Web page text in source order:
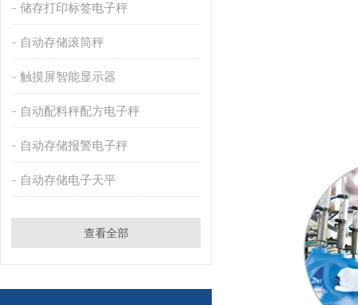
储存打印标签电子秤
自动存储滚筒秤
触摸屏智能显示器
自动配料秤配方电子秤
自动存储报警电子秤
自动存储电子天平
查看全部